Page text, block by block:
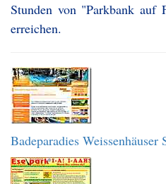
Stunden von "Parkbank auf
erreichen.
Badeparadies Weissenhäuser